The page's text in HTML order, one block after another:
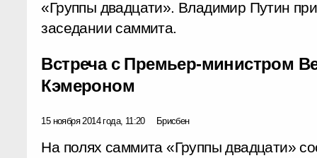
«Группы двадцати». Владимир Путин
заседании саммита.
Встреча с Премьер-министром
Кэмероном
15 ноября 2014 года, 11:20 Брисбен
На полях саммита «Группы двадцати»